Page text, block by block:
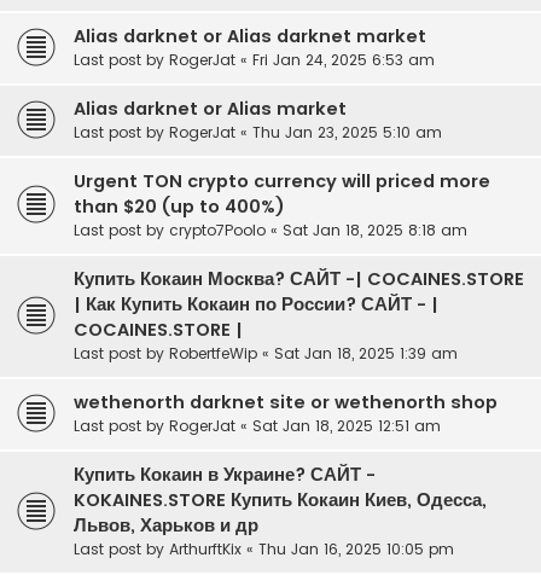
Alias darknet or Alias darknet market
Last post by RogerJat « Fri Jan 24, 2025 6:53 am
Alias darknet or Alias market
Last post by RogerJat « Thu Jan 23, 2025 5:10 am
Urgent TON crypto currency will priced more
than $20 (up to 400%)
Last post by crypto7Poolo « Sat Jan 18, 2025 8:18 am
Купить Кокаин Москва? САЙТ -| COCAINES.STORE
| Как Купить Кокаин по России? САЙТ - |
COCAINES.STORE |
Last post by RobertfeWip « Sat Jan 18, 2025 1:39 am
wethenorth darknet site or wethenorth shop
Last post by RogerJat « Sat Jan 18, 2025 12:51 am
Купить Кокаин в Украине? САЙТ -
KOKAINES.STORE Купить Кокаин Киев, Одесса,
Львов, Харьков и др
Last post by ArthurftKix « Thu Jan 16, 2025 10:05 pm